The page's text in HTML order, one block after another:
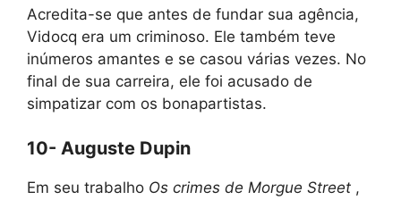
Acredita-se que antes de fundar sua agência,
Vidocq era um criminoso. Ele também teve
inúmeros amantes e se casou várias vezes. No
final de sua carreira, ele foi acusado de
simpatizar com os bonapartistas.
10- Auguste Dupin
Em seu trabalho Os crimes de Morgue Street ,